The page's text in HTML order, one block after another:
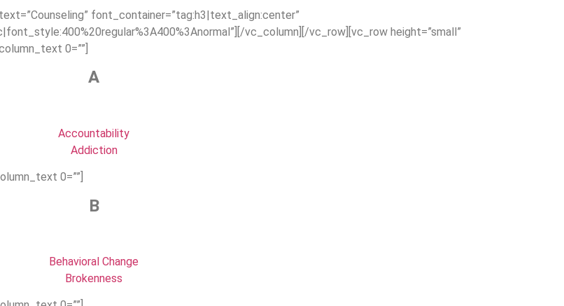
font_container=”tag:h3|text_align:center”
vc_column][/vc_row][vc_row height=”small”
0=””]
A
Accountability
Addiction
0=””]
B
Behavioral Change
Brokenness